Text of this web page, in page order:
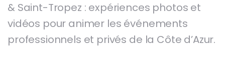
& Saint-Tropez : expériences photos et
vidéos pour animer les événements
professionnels et privés de la Côte d’Azur.